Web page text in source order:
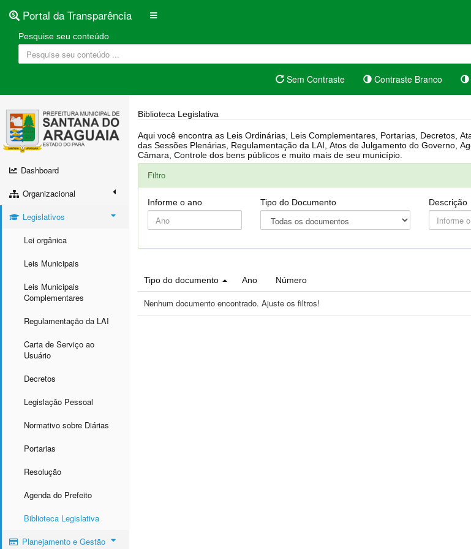
Portal da Transparência
Pesquise seu conteúdo
Sem Contraste Contraste Branco
Dashboard
Organizacional
Legislativos
Lei orgânica
Leis Municipais
Leis Municipais
Complementares
Regulamentação da LAI
Carta de Serviço ao
Usuário
Decretos
Legislação Pessoal
Normativo sobre Diárias
Portarias
Resolução
Agenda do Prefeito
Biblioteca Legislativa
Planejamento e Gestão
Biblioteca Legislativa
Aqui você encontra as Leis Ordinárias, Leis Complementares, Portarias, Decretos, Atas, PPA, LDO, LOA, RREO, Resoluções, RGF, Lei Orgânica, Regimento Interno, Pauta
das Sessões Plenárias, Regulamentação da LAI, Atos de Julgamento do Governo, Agenda Externa do presidente, Relatório do Controle Interno, Projetos em tramitação na
Câmara, Controle dos bens públicos e muito mais de seu município.
Filtro
Informe o ano Tipo do Documento Descrição
Tipo do documento Ano Número
Nenhum documento encontrado. Ajuste os filtros!